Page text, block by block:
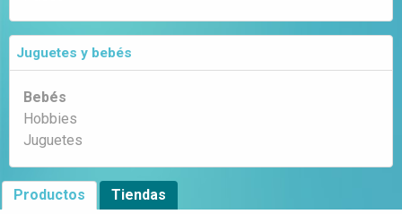
Juguetes y bebés
Bebés
Hobbies
Juguetes
Productos Tiendas